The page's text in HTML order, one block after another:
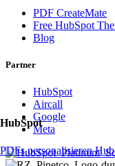
HubSpot
PDFs personalisieren
PDF CreateMate
Free HubSpot
Blog
Partner
HubSpot
Aircall
Google
Meta